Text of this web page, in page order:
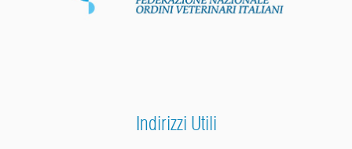
Indirizzi Utili